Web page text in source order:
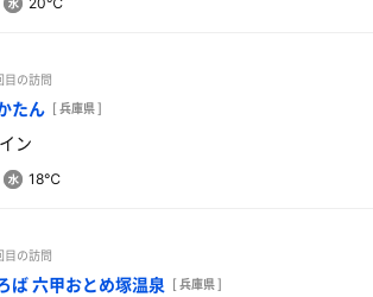
目の訪問
たん [ 兵庫県 ]
ン
18℃
目の訪問
ば 六甲おとめ塚温泉 [ 兵庫県 ]